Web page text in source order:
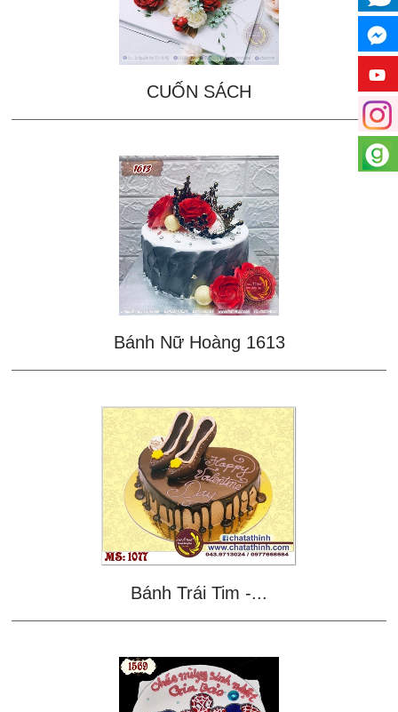
CUỐN SÁCH
Bánh Nữ Hoàng 1613
Bánh Trái Tim -...